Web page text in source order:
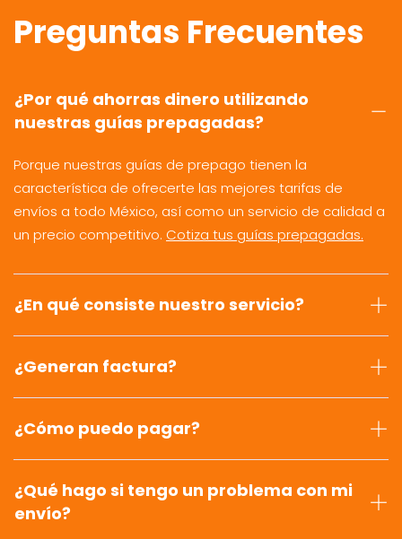
Preguntas Frecuentes
¿Por qué ahorras dinero utilizando
nuestras guías prepagadas?
Porque nuestras guías de prepago tienen la
característica de ofrecerte las mejores tarifas de
envíos a todo México, así como un servicio de calidad a
un precio competitivo. Cotiza tus guías prepagadas.
¿En qué consiste nuestro servicio?
¿Generan factura?
¿Cómo puedo pagar?
¿Qué hago si tengo un problema con mi
envío?